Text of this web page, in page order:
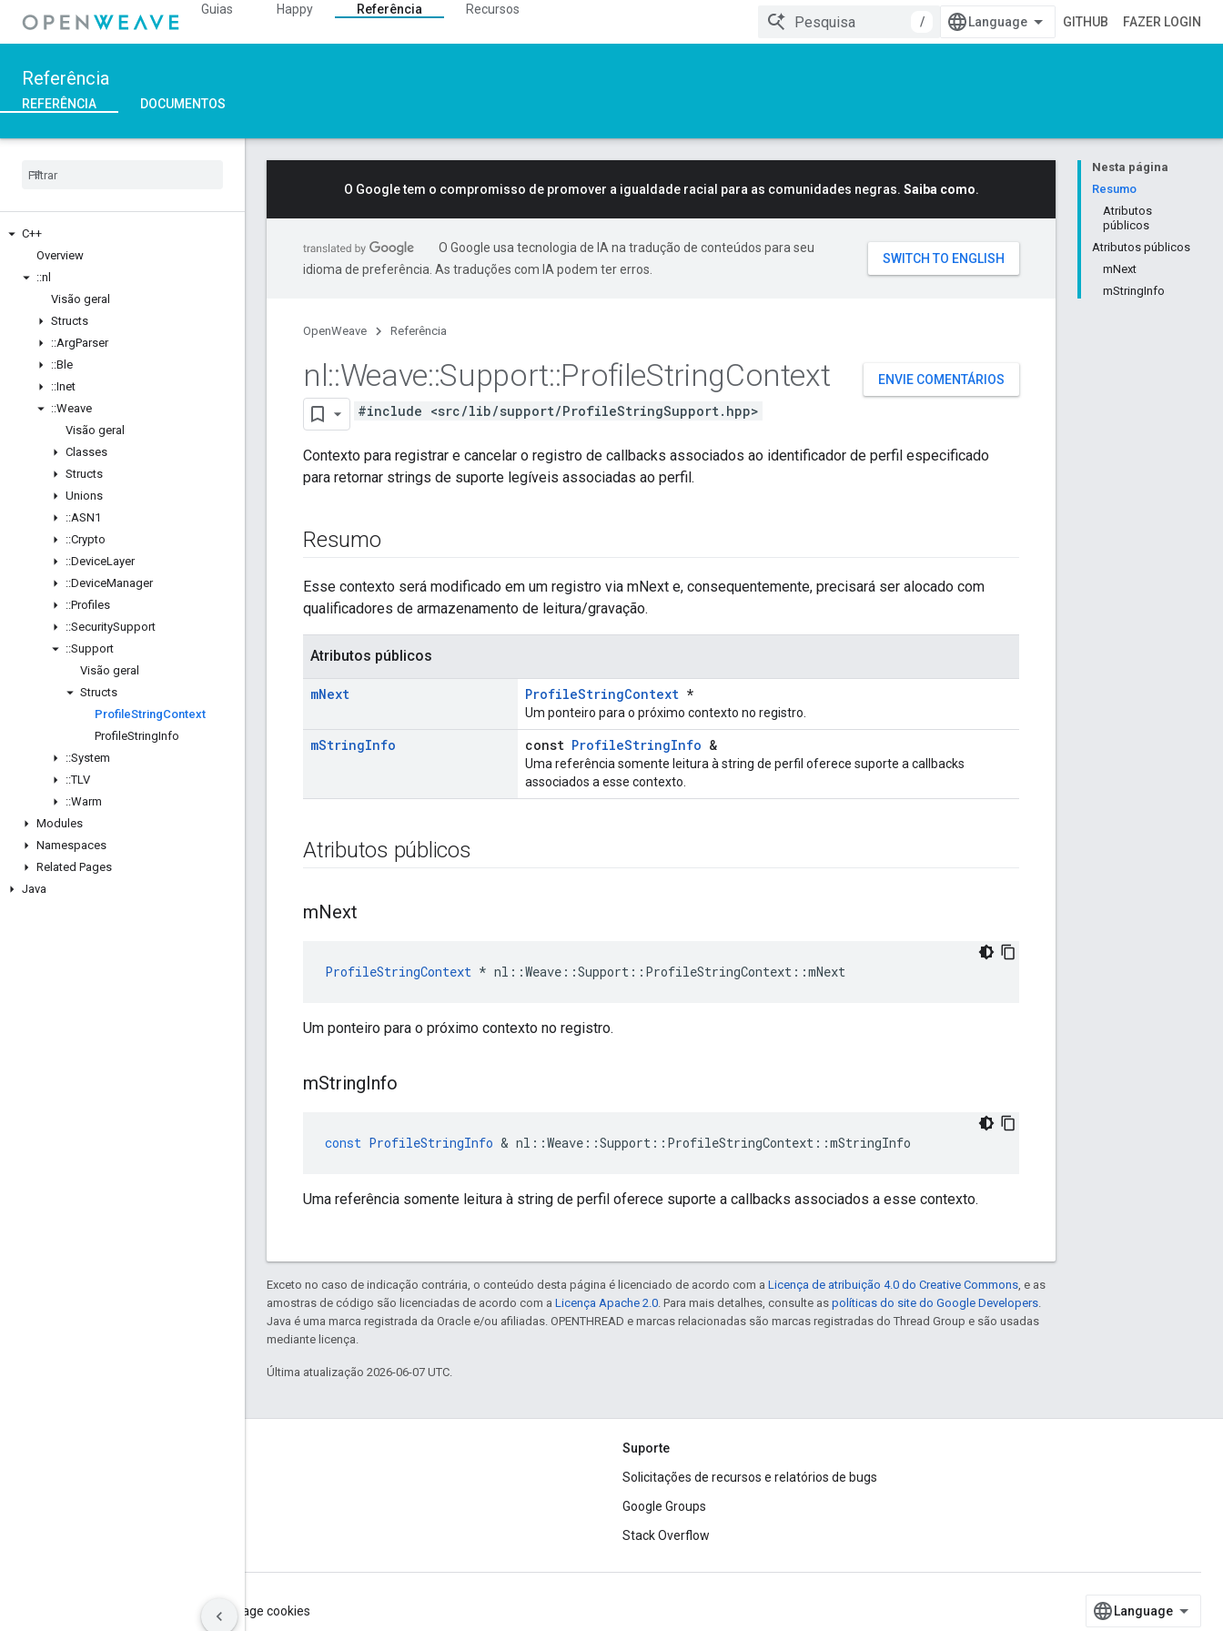
Guias Happy Referência
Recursos
/
GITHUB FAZER LOGIN
Referência
REFERÊNCIA DOCUMENTOS
C++
Overview
::nl
Visão geral
Structs
::ArgParser
::Ble
::Inet
::Weave
Visão geral
Classes
Structs
Unions
::ASN1
::Crypto
::DeviceLayer
::DeviceManager
::Profiles
::SecuritySupport
::Support
Visão geral
Structs
ProfileStringContext
ProfileStringInfo
::System
::TLV
::Warm
Modules
Namespaces
Related Pages
Java
Nesta página
Resumo
Atributos
públicos
Atributos públicos
mNext
mStringInfo
O Google tem o compromisso de promover a igualdade racial para as comunidades negras. Saiba como.
O Google usa tecnologia de IA na tradução de conteúdos para seu
idioma de preferência. As traduções com IA podem ter erros.
OpenWeave Referência
ENVIE COMENTÁRIOS
nl::Weave::Support::ProfileStringContext
#include <src/lib/support/ProfileStringSupport.hpp>
Contexto para registrar e cancelar o registro de callbacks associados ao identificador de perfil especificado
para retornar strings de suporte legíveis associadas ao perfil.
Resumo
Esse contexto será modificado em um registro via mNext e, consequentemente, precisará ser alocado com
qualificadores de armazenamento de leitura/gravação.
Atributos públicos
mNext ProfileStringContext *
Um ponteiro para o próximo contexto no registro.
mStringInfo const ProfileStringInfo &
Uma referência somente leitura à string de perfil oferece suporte a callbacks
associados a esse contexto.
Atributos públicos
mNext
ProfileStringContext * nl::Weave::Support::ProfileStringContext::mNext
Um ponteiro para o próximo contexto no registro.
mStringInfo
const ProfileStringInfo & nl ::Weave ::Support :: ProfileStringContext ::mStringInfo
Uma referência somente leitura à string de perfil oferece suporte a callbacks associados a esse contexto.
Exceto no caso de indicação contrária, o conteúdo desta página é licenciado de acordo com a Licença de atribuição 4.0 do Creative Commons, e as
amostras de código são licenciadas de acordo com a Licença Apache 2.0. Para mais detalhes, consulte as políticas do site do Google Developers.
Java é uma marca registrada da Oracle e/ou afiliadas. OPENTHREAD e marcas relacionadas são marcas registradas do Thread Group e são usadas
mediante licença.
Última atualização 2026-06-07 UTC.
Suporte
Solicitações de recursos e relatórios de bugs
Google Groups
Stack Overflow
Manage cookies